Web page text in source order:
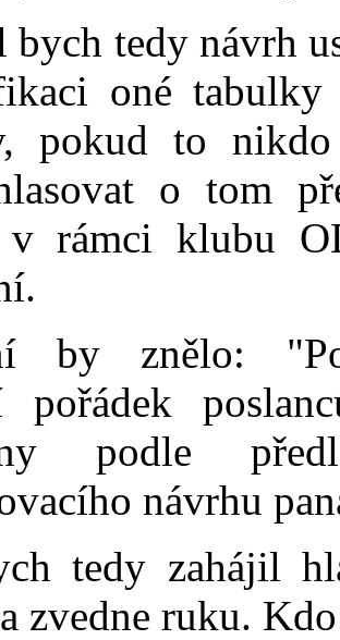
bych tedy návrh
oné tabulky
pokud to
o tom
v rámci klubu
by znělo:
pořádek
podle
návrhu
tedy zahájil
zvedne ruku.